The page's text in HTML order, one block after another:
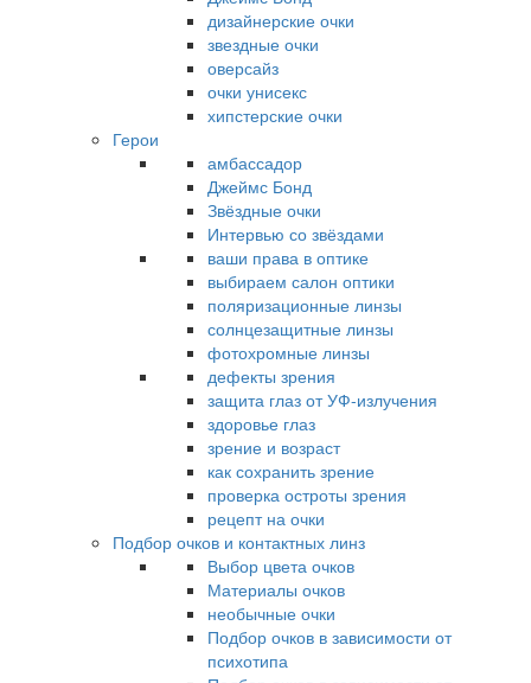
дизайнерские очки
звездные очки
оверсайз
очки унисекс
хипстерские очки
Герои
амбассадор
Джеймс Бонд
Звёздные очки
Интервью со звёздами
ваши права в оптике
выбираем салон оптики
поляризационные линзы
солнцезащитные линзы
фотохромные линзы
дефекты зрения
защита глаз от УФ-излучения
здоровье глаз
зрение и возраст
как сохранить зрение
проверка остроты зрения
рецепт на очки
Подбор очков и контактных линз
Выбор цвета очков
Материалы очков
необычные очки
Подбор очков в зависимости от
психотипа